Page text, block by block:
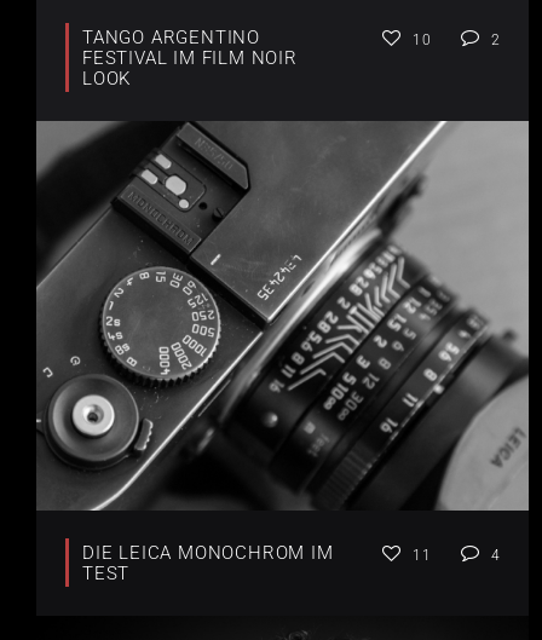
TANGO ARGENTINO
FESTIVAL IM FILM NOIR
LOOK
10 2
DIE LEICA MONOCHROM IM
TEST
11 4